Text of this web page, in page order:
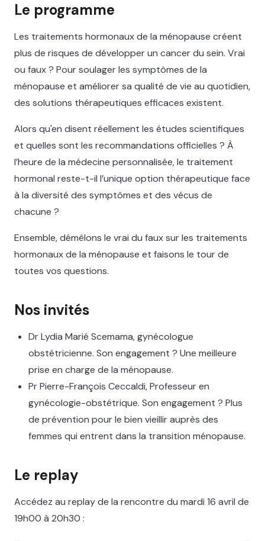
Le programme
Les traitements hormonaux de la ménopause créent
plus de risques de développer un cancer du sein. Vrai
ou faux ? Pour soulager les symptômes de la
ménopause et améliorer sa qualité de vie au quotidien,
des solutions thérapeutiques efficaces existent.
Alors qu'en disent réellement les études scientifiques
et quelles sont les recommandations officielles ? À
l’heure de la médecine personnalisée, le traitement
hormonal reste-t-il l’unique option thérapeutique face
à la diversité des symptômes et des vécus de
chacune ?
Ensemble, démêlons le vrai du faux sur les traitements
hormonaux de la ménopause et faisons le tour de
toutes vos questions.
Nos invités
Dr Lydia Marié Scemama, gynécologue
obstétricienne. Son engagement ? Une meilleure
prise en charge de la ménopause.
Pr Pierre-François Ceccaldi, Professeur en
gynécologie-obstétrique. Son engagement ? Plus
de prévention pour le bien vieillir auprès des
femmes qui entrent dans la transition ménopause.
Le replay
Accédez au replay de la rencontre du mardi 16 avril de
19h00 à 20h30 :